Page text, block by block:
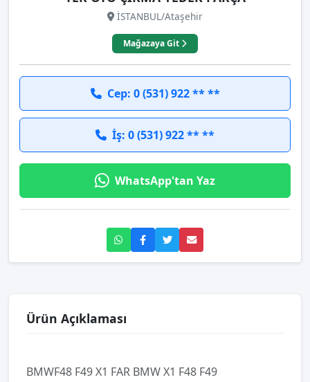
İSTANBUL/Ataşehir
Mağazaya Git
Cep: 0 (531) 922 ** **
İş: 0 (531) 922 ** **
WhatsApp'tan Yaz
Ürün Açıklaması
BMWF48 F49 X1 FAR BMW X1 F48 F49